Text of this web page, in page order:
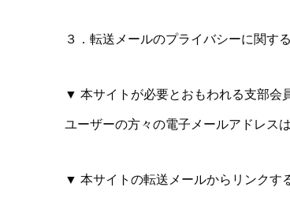
３．転送メールのプライバシーに関す
▼ 本サイトが必要とおもわれる支部会
ユーザーの方々の電子メールアドレス
▼ 本サイトの転送メールからリンクす